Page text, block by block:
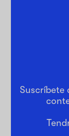
Suscríbete